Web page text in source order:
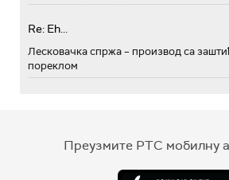
Re: Eh...
Лесковачка спржа – производ са
пореклом
Преузмите РТС мобилну